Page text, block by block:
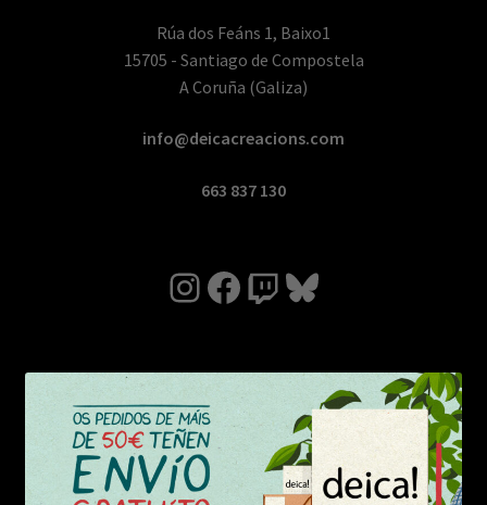
Rúa dos Feáns 1, Baixo1
15705 - Santiago de Compostela
A Coruña (Galiza)
info@deicacreacions.com
663 837 130
Instagram
Facebook
TwitchBluesky